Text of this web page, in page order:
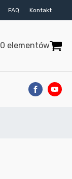
FAQ Kontakt
0 elementów